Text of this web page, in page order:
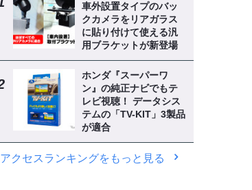
車外設置タイプのバッ
クカメラをリアガラス
に貼り付けて使える汎
用ブラケットが新登場
ホンダ『スーパーワ
ン』の純正ナビでもテ
レビ視聴！ データシス
テムの「TV-KIT」3製品
が適合
アクセスランキングをもっと見る